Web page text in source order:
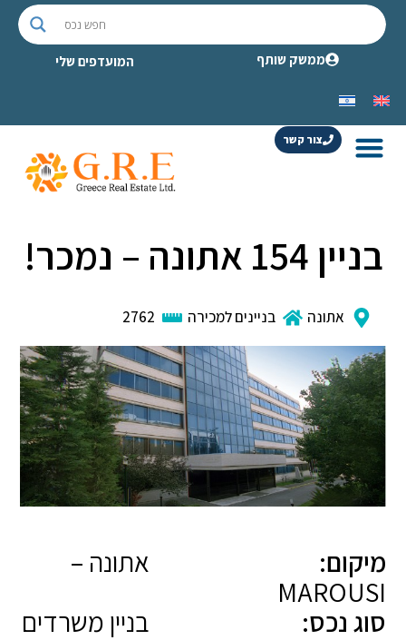
ממשק שותף המועדפים שלי
צור קשר
בניין 154 אתונה – נמכר!
אתונה בניינים למכירה 2762
מיקום:
אתונה –
MAROUSI
סוג נכס:
בניין משרדים